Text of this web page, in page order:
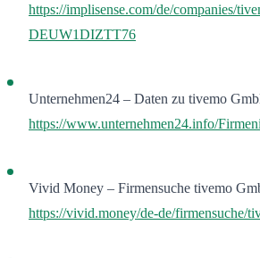
https://implisense.com/de/companies/
DEUW1DIZTT76
Unternehmen24 – Daten zu tivemo
https://www.unternehmen24.info/
Vivid Money – Firmensuche tivemo
https://vivid.money/de-de/firmensuche/